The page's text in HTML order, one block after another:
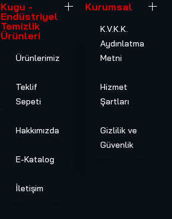
Kugu -
Endüstriyel
Temizlik
Ürünleri
Ürünlerimiz
Teklif
Sepeti
Hakkımızda
E-Katalog
İletişim
Kurumsal
K.V.K.K.
Aydınlatma
Metni
Hizmet
Şartları
Gizlilik ve
Güvenlik